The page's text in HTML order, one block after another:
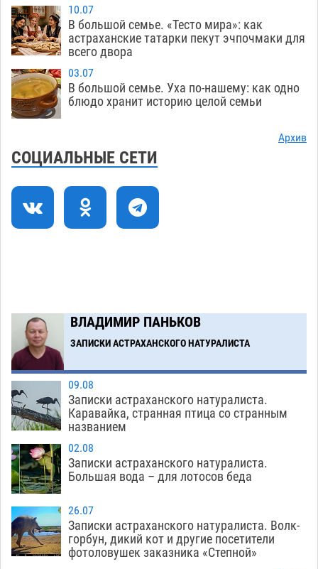
гандболисты крупно проиграли пермякам
08.08 414
09:00
Лидеры чеченской диаспоры в Астрахани
осудили выходку молодого лихача с улицы
Никольской
08.08
Завтра астраханцы проведут день в режиме
17:09
Астраханский котлован с мусором угрожает
плодородию Харабалинского района
07.08 657
Загрузить еще
10.07
В большой семье. «Тесто мира»: как
астраханские татарки пекут эчпочмаки для
всего двора
03.07
В большой семье. Уха по-нашему: как одно
блюдо хранит историю целой семьи
Архив
СОЦИАЛЬНЫЕ СЕТИ
ВЛАДИМИР ПАНЬКОВ
ЗАПИСКИ АСТРАХАНСКОГО НАТУРАЛИСТА
09.08
Записки астраханского натуралиста.
Каравайка, странная птица со странным
названием
02.08
Записки астраханского натуралиста.
Большая вода – для лотосов беда
26.07
Записки астраханского натуралиста. Волк-
горбун, дикий кот и другие посетители
фотоловушек заказника «Степной»